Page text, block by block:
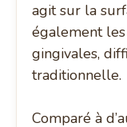
agit sur la
également
gingivales,
traditionnelle.
Comparé à